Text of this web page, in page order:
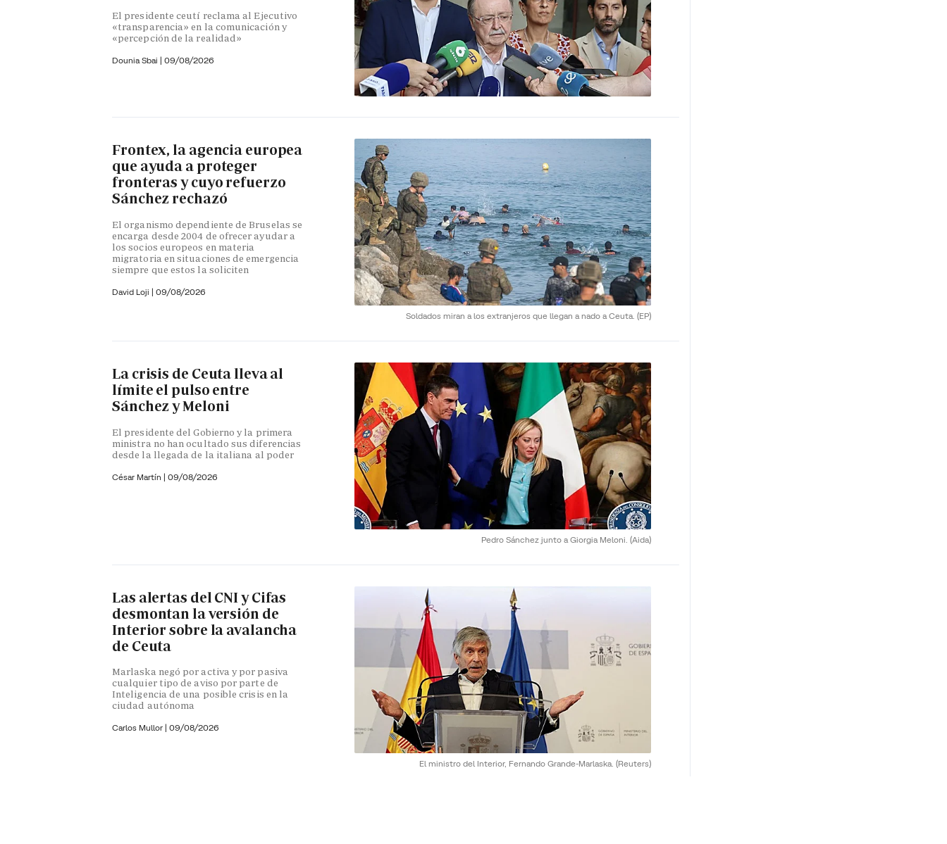
El presidente ceutí reclama al Ejecutivo
«transparencia» en la comunicación y
«percepción de la realidad»
Dounia Sbai | 09/08/2026
Soldados miran a los extranjeros que llegan a nado a Ceuta. (EP)
Frontex, la agencia europea
que ayuda a proteger
fronteras y cuyo refuerzo
Sánchez rechazó
El organismo dependiente de Bruselas se
encarga desde 2004 de ofrecer ayudar a
los socios europeos en materia
migratoria en situaciones de emergencia
siempre que estos la soliciten
David Loji | 09/08/2026
Pedro Sánchez junto a Giorgia Meloni. (Aida)
La crisis de Ceuta lleva al
límite el pulso entre
Sánchez y Meloni
El presidente del Gobierno y la primera
ministra no han ocultado sus diferencias
desde la llegada de la italiana al poder
César Martín | 09/08/2026
El ministro del Interior, Fernando Grande-Marlaska. (Reuters)
Las alertas del CNI y Cifas
desmontan la versión de
Interior sobre la avalancha
de Ceuta
Marlaska negó por activa y por pasiva
cualquier tipo de aviso por parte de
Inteligencia de una posible crisis en la
ciudad autónoma
Carlos Mullor | 09/08/2026